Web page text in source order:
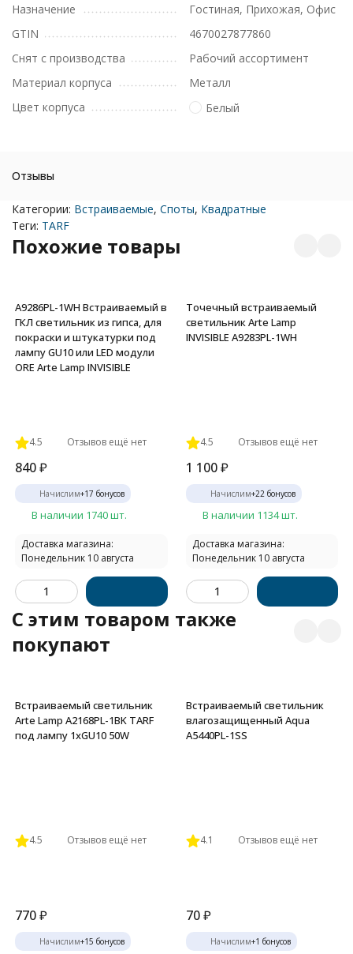
Назначение
Гостиная, Прихожая, Офис
GTIN
4670027877860
Снят с производства
Рабочий ассортимент
Материал корпуса
Металл
Цвет корпуса
Белый
Отзывы
Категории: Встраиваемые, Споты, Квадратные
Теги: TARF
Похожие товары
A9286PL-1WH Встраиваемый в
ГКЛ светильник из гипса, для
покраски и штукатурки под
лампу GU10 или LED модули
ORE Arte Lamp INVISIBLE
4.5 Отзывов ещё нет
840₽
Начислим+17 бонусов
В наличии 1740 шт.
Доставка магазина:
Понедельник 10 августа
Точечный встраиваемый
светильник Arte Lamp
INVISIBLE A9283PL-1WH
4.5 Отзывов ещё нет
1 100 ₽
Начислим+22 бонусов
В наличии 1134 шт.
Доставка магазина:
Понедельник 10 августа
C этим товаром также
покупают
Встраиваемый светильник
Arte Lamp A2168PL-1BK TARF
под лампу 1xGU10 50W
4.5 Отзывов ещё нет
770₽
Начислим+15 бонусов
Встраиваемый светильник
влагозащищенный Aqua
A5440PL-1SS
4.1 Отзывов ещё нет
70 ₽
Начислим+1 бонусов